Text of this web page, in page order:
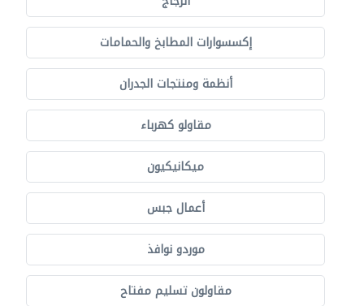
إكسسوارات المطابخ والحمامات
أنظمة ومنتجات الجدران
مقاولو كهرباء
ميكانيكيون
أعمال جبس
موردو نوافذ
مقاولون تسليم مفتاح